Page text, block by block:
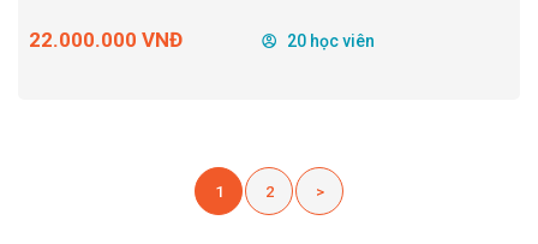
22.000.000 VNĐ 20 học viên
1 2 >